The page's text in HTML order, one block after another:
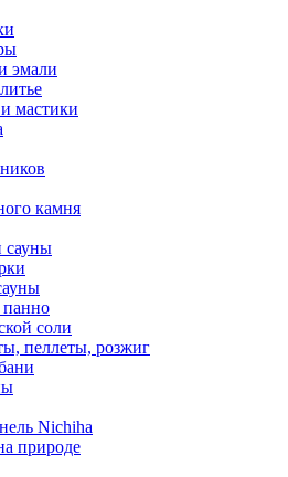
эмали
мастики
камня
сауны
соли
пеллеты, розжиг
Nichiha
природе